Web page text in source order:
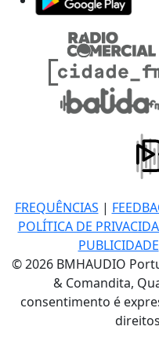
FREQUÊNCIAS |
POLÍTICA DE
PUBLICIDADE
© 2026 BMHAUDIO
& Comandita,
consentimento é